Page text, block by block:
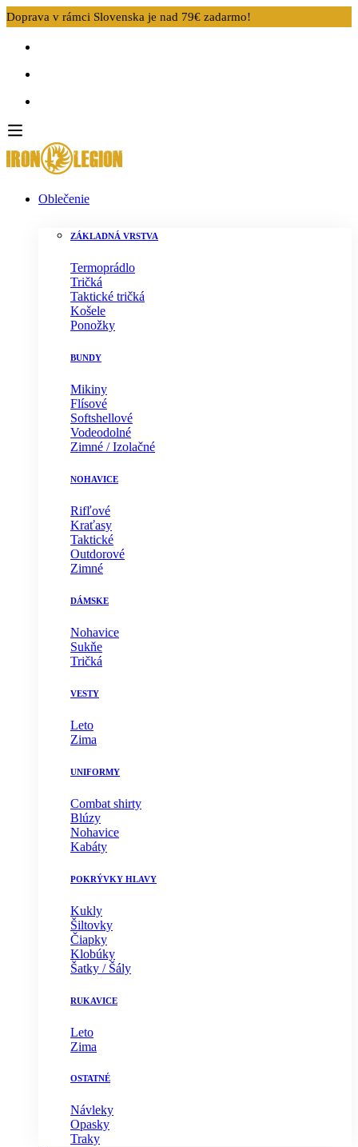
Doprava v rámci Slovenska je nad 79€ zadarmo!
Oblečenie
ZÁKLADNÁ VRSTVA
Termoprádlo
Tričká
Taktické tričká
Košele
Ponožky
BUNDY
Mikiny
Flísové
Softshellové
Vodeodolné
Zimné / Izolačné
NOHAVICE
Rifľové
Kraťasy
Taktické
Outdorové
Zimné
DÁMSKE
Nohavice
Sukňe
Tričká
VESTY
Leto
Zima
UNIFORMY
Combat shirty
Blúzy
Nohavice
Kabáty
POKRÝVKY HLAVY
Kukly
Šiltovky
Čiapky
Klobúky
Šatky / Šály
RUKAVICE
Leto
Zima
OSTATNÉ
Návleky
Opasky
Traky